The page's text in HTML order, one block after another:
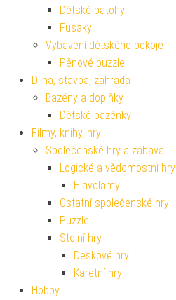
Dětské batohy
Fusaky
Vybavení dětského pokoje
Pěnové puzzle
Dílna, stavba, zahrada
Bazény a doplňky
Dětské bazénky
Filmy, knihy, hry
Společenské hry a zábava
Logické a vědomostní hry
Hlavolamy
Ostatní společenské hry
Puzzle
Stolní hry
Deskové hry
Karetní hry
Hobby